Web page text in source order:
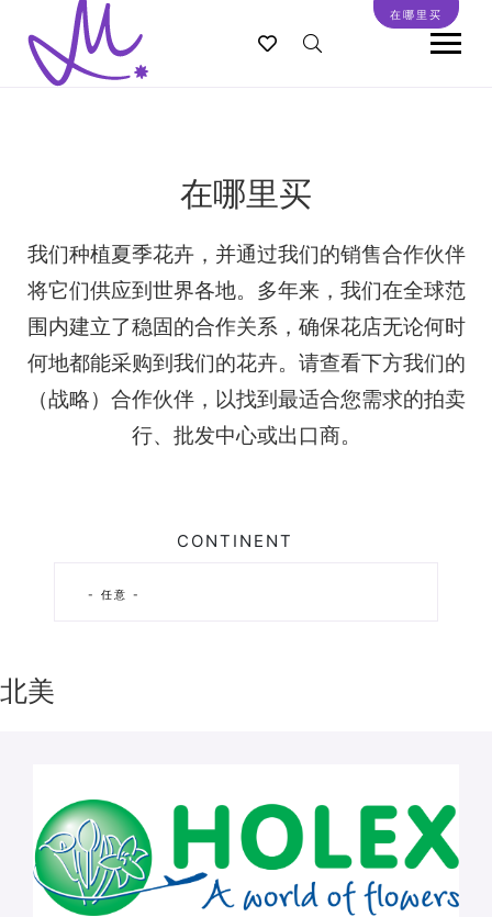
在哪里买
在哪里买
我们种植夏季花卉，并通过我们的销售合作伙伴
将它们供应到世界各地。多年来，我们在全球范
围内建立了稳固的合作关系，确保花店无论何时
何地都能采购到我们的花卉。请查看下方我们的
（战略）合作伙伴，以找到最适合您需求的拍卖
行、批发中心或出口商。
CONTINENT
北美